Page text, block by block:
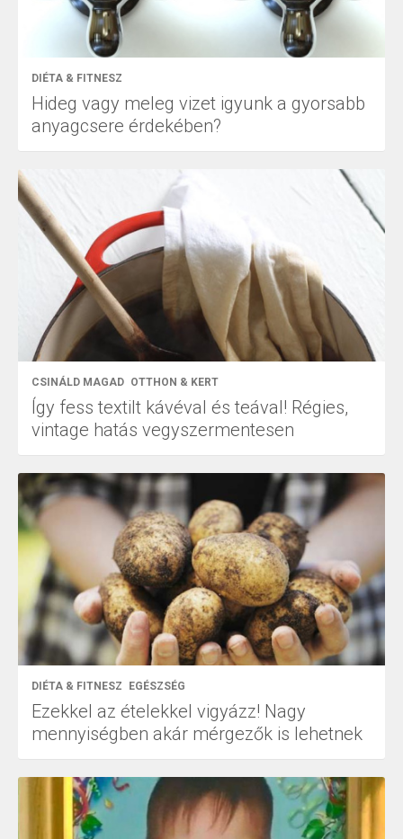
DIÉTA & FITNESZ
Hideg vagy meleg vizet igyunk a gyorsabb
anyagcsere érdekében?
CSINÁLD MAGAD OTTHON & KERT
Így fess textilt kávéval és teával! Régies,
vintage hatás vegyszermentesen
DIÉTA & FITNESZ EGÉSZSÉG
Ezekkel az ételekkel vigyázz! Nagy
mennyiségben akár mérgezők is lehetnek